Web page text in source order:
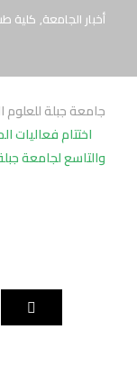
أخبار الجامعة, كلية
جامعة جبلة للعلوم
اختتام فعاليات
والتاسع لجامعة